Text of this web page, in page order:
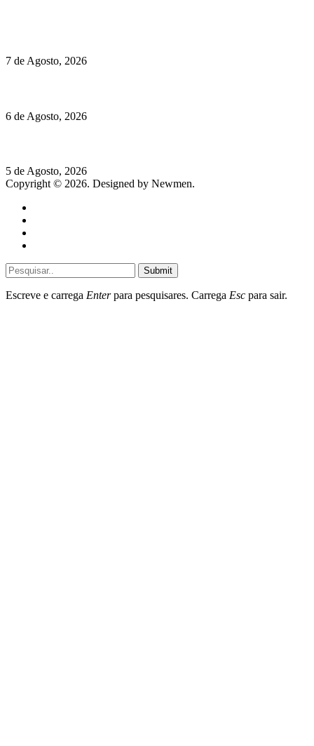
7 de Agosto, 2026
6 de Agosto, 2026
5 de Agosto, 2026
Copyright © 2026. Designed by Newmen.
Submit
Escreve e carrega Enterpara pesquisares. Carrega Esc para sair.